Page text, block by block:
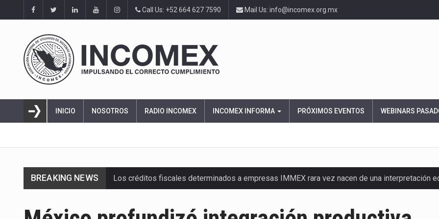
Call Us: +52 664 627 7590 Mail Us: info@incomex.org.mx
INICIO NOSOTROS RADIO INCOMEX INCOMEX INFORMA PRÓXIMOS EVENTOS WEBINARS
BREAKING NEWS Los créditos fiscales determinados a empresas IMMEX rara vez nacen de una interpretación